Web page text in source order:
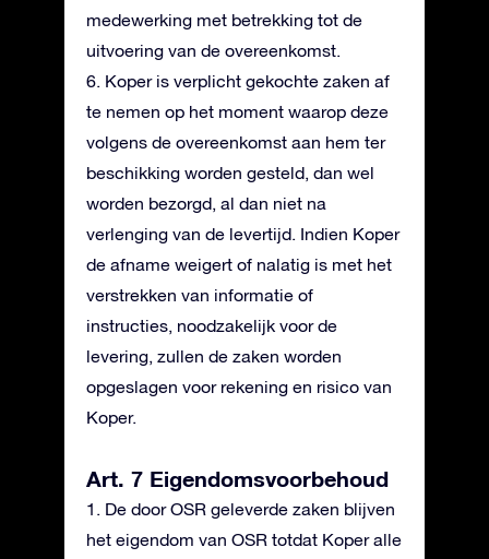
medewerking met betrekking tot de
uitvoering van de overeenkomst.
6. Koper is verplicht gekochte zaken af
te nemen op het moment waarop deze
volgens de overeenkomst aan hem ter
beschikking worden gesteld, dan wel
worden bezorgd, al dan niet na
verlenging van de levertijd. Indien Koper
de afname weigert of nalatig is met het
verstrekken van informatie of
instructies, noodzakelijk voor de
levering, zullen de zaken worden
opgeslagen voor rekening en risico van
Koper.
Art. 7 Eigendomsvoorbehoud
1. De door OSR geleverde zaken blijven
het eigendom van OSR totdat Koper alle